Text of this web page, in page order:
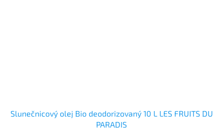
Slunečnicový olej Bio deodorizovaný 10 L LES FRUITS DU
PARADIS